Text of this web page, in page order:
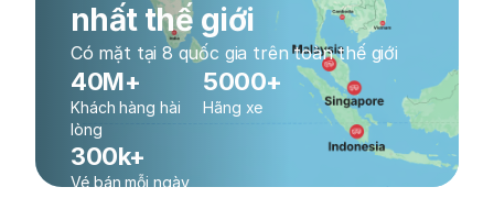
nhất thế giới
Có mặt tại 8 quốc gia trên toàn thế giới
40M+
Khách hàng hài
lòng
5000+
Hãng xe
300k+
Vé bán mỗi ngày